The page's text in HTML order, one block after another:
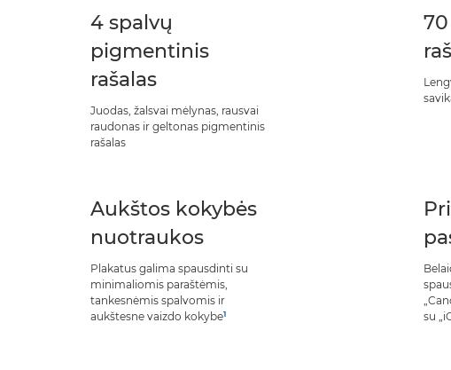
4 spalvų
pigmentinis
rašalas
Juodas, žalsvai mėlynas, rausvai
raudonas ir geltonas pigmentinis
rašalas
Aukštos kokybės
nuotraukos
Plakatus galima spausdinti su
minimaliomis paraštėmis,
tankesnėmis spalvomis ir
aukštesne vaizdo kokybe1
su